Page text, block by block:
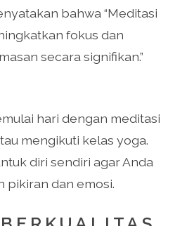
bahwa “Meditasi
fokus dan
secara signifikan.”
hari dengan meditasi
mengikuti kelas yoga.
diri sendiri agar Anda
pikiran dan emosi.